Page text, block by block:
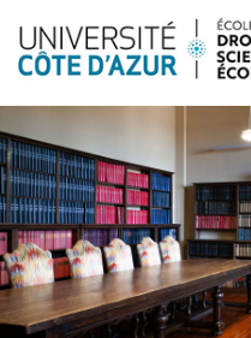
content
(Press
Enter)